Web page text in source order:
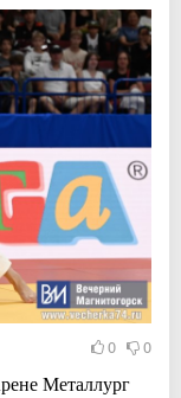
0 0
Металлург